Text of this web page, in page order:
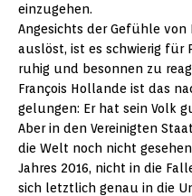
einzugehen.
Angesichts der Gefühle von
auslöst, ist es schwierig für
ruhig und besonnen zu
François Hollande ist das
gelungen: Er hat sein Volk
Aber in den Vereinigten
die Welt noch nicht
Jahres 2016, nicht in die
sich letztlich genau in die